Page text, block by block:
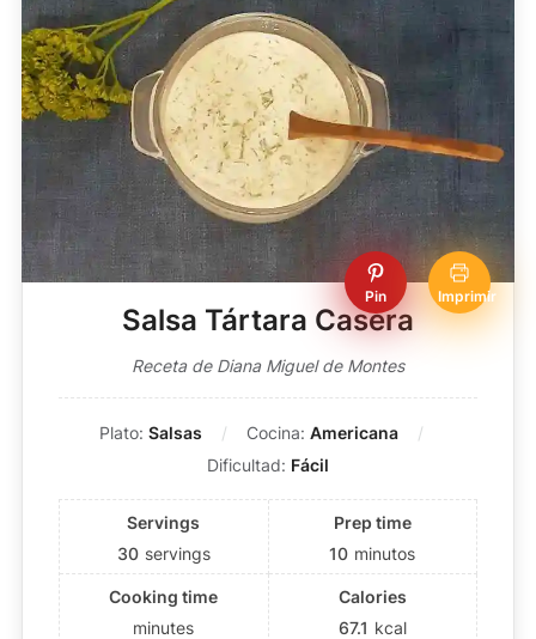
Pin Imprimir
Salsa Tártara Casera
Receta de Diana Miguel de Montes
Plato: Salsas Cocina: Americana
Dificultad: Fácil
Servings
30 servings
Prep time
10 minutos
Cooking time
minutes
Calories
67.1 kcal